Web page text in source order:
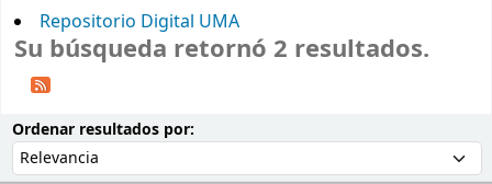
Repositorio Digital UMA
Su búsqueda retornó 2 resultados.
Ordenar resultados por: